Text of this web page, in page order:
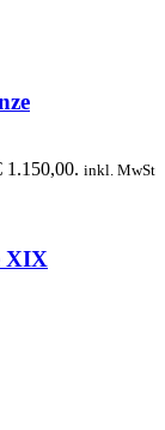
1.150,00. inkl. MwSt
XIX